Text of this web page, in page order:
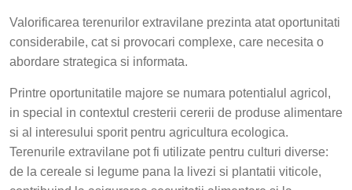
Valorificarea terenurilor extravilane prezinta atat oportunitati
considerabile, cat si provocari complexe, care necesita o
abordare strategica si informata.
Printre oportunitatile majore se numara potentialul agricol,
in special in contextul cresterii cererii de produse alimentare
si al interesului sporit pentru agricultura ecologica.
Terenurile extravilane pot fi utilizate pentru culturi diverse:
de la cereale si legume pana la livezi si plantatii viticole,